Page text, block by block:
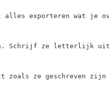
alles exporteren wat je
Schrijf ze letterlijk uit
zoals ze geschreven